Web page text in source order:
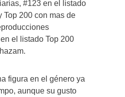
#123 en el listado
Top 200 con mas de
el listado Top 200
figura en el género ya
aunque su gusto